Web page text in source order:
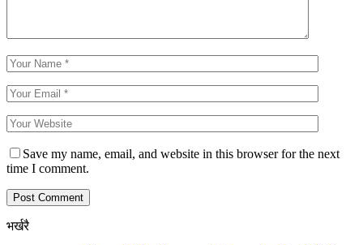
Save my name, email, and website in this browser for the next
time I comment.
भर्खरै